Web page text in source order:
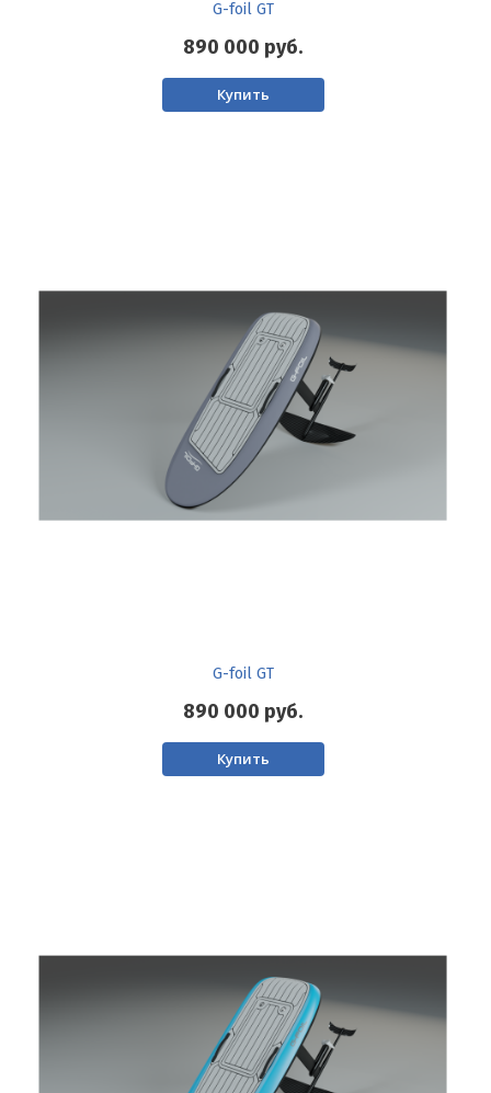
G-foil GT
890 000 руб.
Купить
G-foil GT
890 000 руб.
Купить